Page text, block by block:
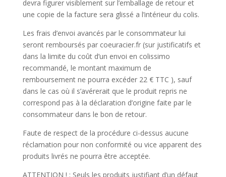
devra figurer visiblement sur l’emballage de retour et
une copie de la facture sera glissé a l’intérieur du colis.
Les frais d’envoi avancés par le consommateur lui
seront remboursés par coeuracier.fr (sur justificatifs et
dans la limite du coût d’un envoi en colissimo
recommandé, le montant maximum de
remboursement ne pourra excéder 22 € TTC ), sauf
dans le cas où il s’avérerait que le produit repris ne
correspond pas à la déclaration d’origine faite par le
consommateur dans le bon de retour.
Faute de respect de la procédure ci-dessus aucune
réclamation pour non conformité ou vice apparent des
produits livrés ne pourra être acceptée.
ATTENTION ! : Seuls les produits justifiant d’un défaut